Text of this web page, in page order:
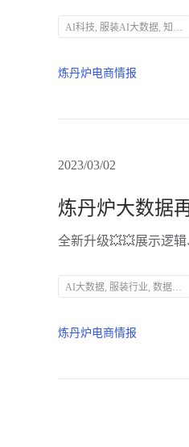
AI科技, 服装AI大数据, 知衣科技, 市场趋势分析, 跨行业竞争, 消费者洞察, 产品定位, 数据分析, 电商市场数据, 新消费品牌, 行业趋势探索, 增量人群, 细分市场, 品类拓展, 市场调研
炼丹炉电商情报
2023/03/02
AI大数据, 服装行业, 数据分析, 炼丹炉, 数据可视化, 商业智能, 用户画像, 数据驱动, 在线数据分析, 行业趋势, 黑马品牌, 新品分析, 数据清洗, 描述统计分析, 多表关联, 分组汇总, 数据聚合, 数据监控, 数据赋能, 电商工具
炼丹炉电商情报